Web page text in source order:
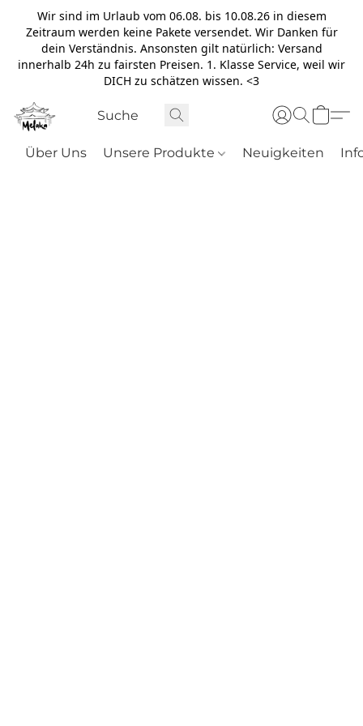
Wir sind im Urlaub vom 06.08. bis 10.08.26 in diesem
Zeitraum werden keine Pakete versendet. Wir Danken für
dein Verständnis. Ansonsten gilt natürlich: Versand
innerhalb 24h zu fairsten Preisen. 1. Klasse Service, weil wir
DICH zu schätzen wissen. <3
Über Uns Unsere Produkte Neuigkeiten